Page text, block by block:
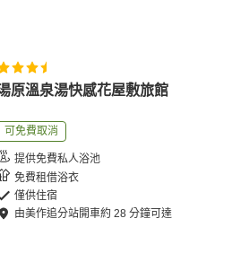
原溫泉湯快感花屋敷旅館
可免費取消
提供免費私人浴池
免費租借浴衣
僅供住宿
由美作追分站開車約28 分鐘可達